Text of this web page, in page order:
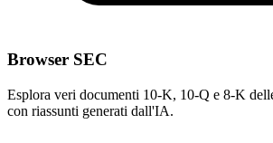
Browser SEC
Esplora veri documenti 10-K, 10-Q e 8-K
con riassunti generati dall'IA.